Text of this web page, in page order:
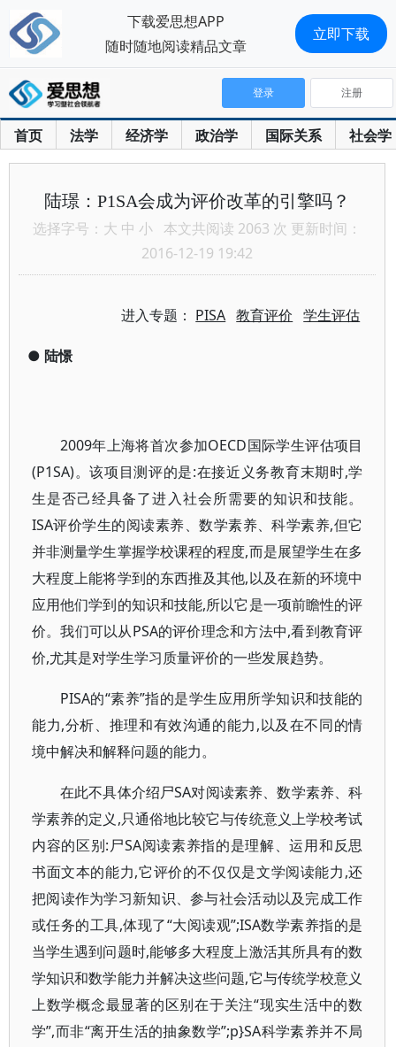
首页 法学 经济学 政治学 国际关系 社会学
登录 注册
陆璟：P1SA会成为评价改革的引擎吗？
选择字号： 大 中 小 本文共阅读 2063 次 更新时间：
2016-12-19 19:42
进入专题： PISA 教育评价 学生评估
● 陆憬
2009年上海将首次参加OECD国际学生评估项目
(P1SA)。该项目测评的是:在接近义务教育末期时,学
生是否己经具备了进入社会所需要的知识和技能。
ISA评价学生的阅读素养、数学素养、科学素养,但它
并非测量学生掌握学校课程的程度,而是展望学生在多
大程度上能将学到的东西推及其他,以及在新的环境中
应用他们学到的知识和技能,所以它是一项前瞻性的评
价。我们可以从PSA的评价理念和方法中,看到教育评
价,尤其是对学生学习质量评价的一些发展趋势。
PISA的“素养”指的是学生应用所学知识和技能的
能力,分析、推理和有效沟通的能力,以及在不同的情
境中解决和解释问题的能力。
在此不具体介绍尸SA对阅读素养、数学素养、科
学素养的定义,只通俗地比较它与传统意义上学校考试
内容的区别:尸SA阅读素养指的是理解、运用和反思
书面文本的能力,它评价的不仅仅是文学阅读能力,还
把阅读作为学习新知识、参与社会活动以及完成工作
或任务的工具,体现了“大阅读观”;ISA数学素养指的是
当学生遇到问题时,能够多大程度上激活其所具有的数
学知识和数学能力并解决这些问题,它与传统学校意义
上数学概念最显著的区别在于关注“现实生活中的数
学”,而非“离开生活的抽象数学”;p}SA科学素养并不局
下载爱思想APP
随时随地阅读精品文章
立即下载